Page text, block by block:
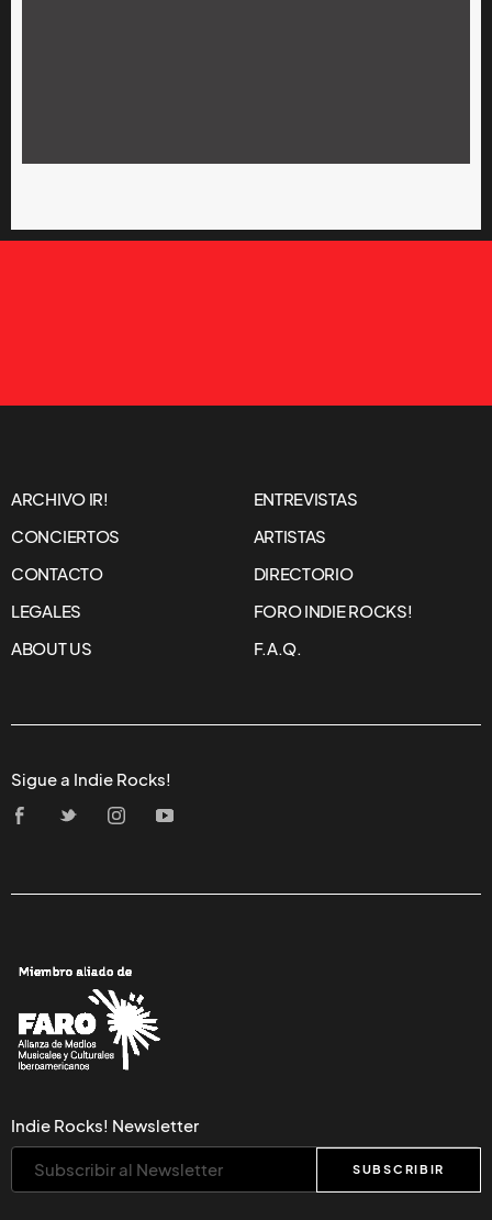
ARCHIVO IR!
ENTREVISTAS
CONCIERTOS
ARTISTAS
CONTACTO
DIRECTORIO
LEGALES
FORO INDIE ROCKS!
ABOUT US
F.A.Q.
Sigue a Indie Rocks!
Indie Rocks! Newsletter